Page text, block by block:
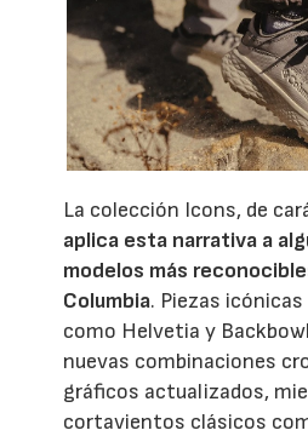
La colección Icons, de
aplica esta narrativa a
modelos más
Columbia. Piezas
como Helvetia y
nuevas combinaciones
gráficos actualizados,
cortavientos clásicos